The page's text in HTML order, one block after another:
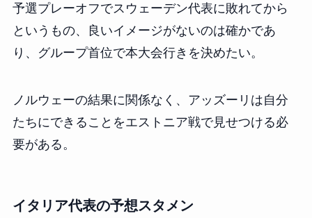
予選プレーオフでスウェーデン代表に敗れてから
というもの、良いイメージがないのは確かであ
り、グループ首位で本大会行きを決めたい。
ノルウェーの結果に関係なく、アッズーリは自分
たちにできることをエストニア戦で見せつける必
要がある。
イタリア代表の予想スタメン